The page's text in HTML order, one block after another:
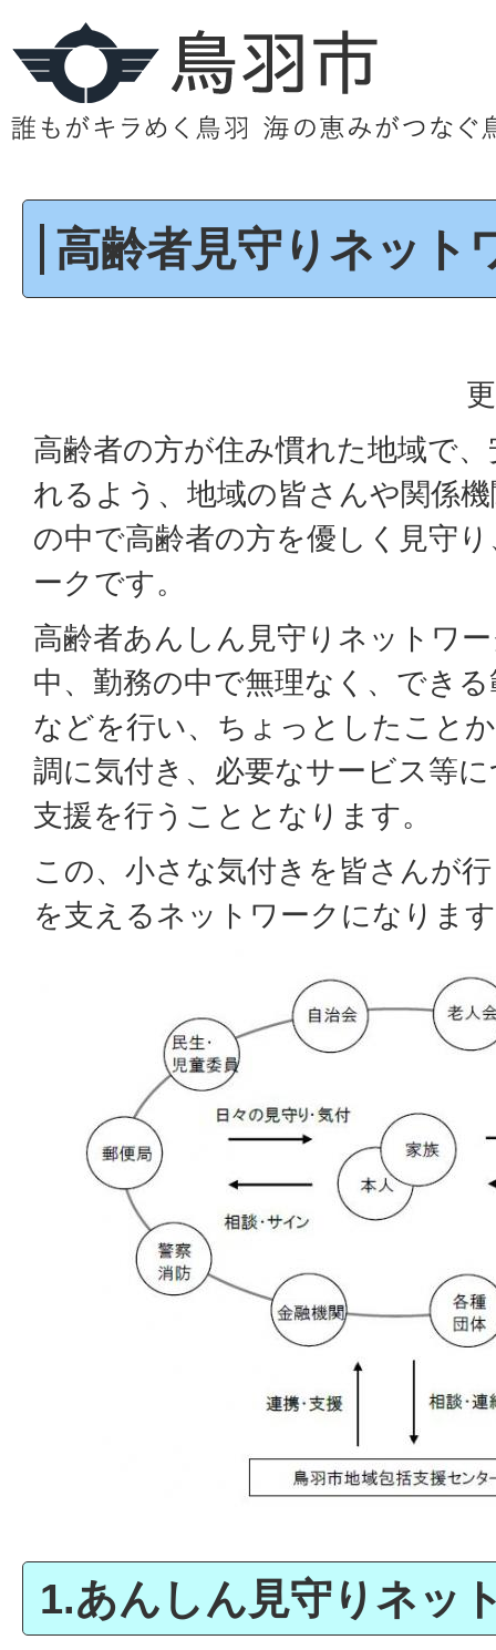
高齢者見守りネット
高齢者の方が住み慣れた地域で
れるよう、地域の皆さんや関係
の中で高齢者の方を優しく見守
ークです。
高齢者あんしん見守りネットワ
中、勤務の中で無理なく、でき
などを行い、ちょっとしたこと
調に気付き、必要なサービス等
支援を行うこととなります。
この、小さな気付きを皆さんが
を支えるネットワークになりま
1.あんしん見守りネッ